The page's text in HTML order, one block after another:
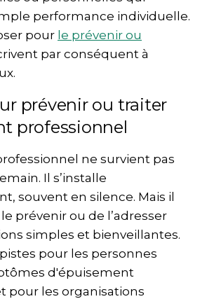
performance individuelle.
pour le prévenir ou
par conséquent à
prévenir ou traiter
professionnel
ne survient pas
Il s’installe
souvent en silence. Mais il
prévenir ou de l’adresser
simples et bienveillantes.
pour les personnes
d'épuisement
pour les organisations